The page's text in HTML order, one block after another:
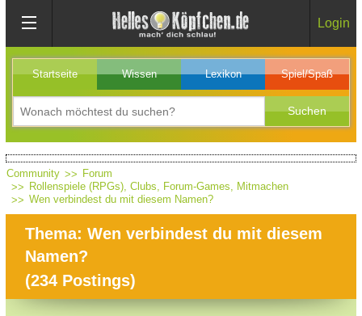
Login
Startseite Wissen Lexikon Spiel/Spaß
Community
Forum
Rollenspiele (RPGs), Clubs, Forum-Games, Mitmachen
Wen verbindest du mit diesem Namen?
Thema: Wen verbindest du mit diesem
Namen?
(234 Postings)